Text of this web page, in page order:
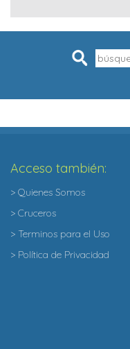
Pesquisar
Acceso también:
> Quienes Somos
> Cruceros
> Terminos para el Uso
> Política de Privacidad